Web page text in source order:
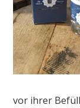
vor ihrer